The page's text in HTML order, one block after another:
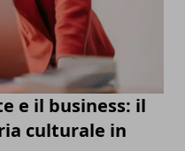
e il business: il
culturale in